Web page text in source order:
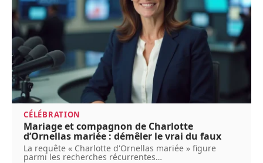
CÉLÉBRATION
Mariage et compagnon de Charlotte
d’Ornellas mariée : démêler le vrai du faux
La requête « Charlotte d'Ornellas mariée » figure
parmi les recherches récurrentes…